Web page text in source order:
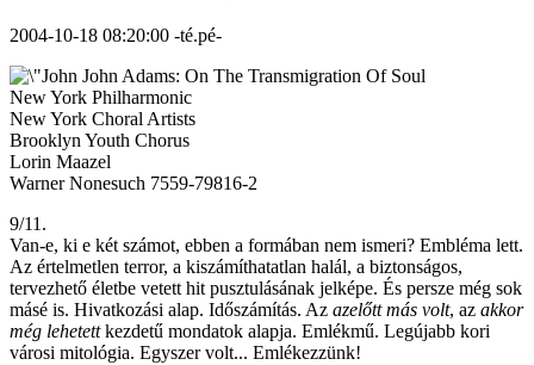
2004-10-18 08:20:00 -té.pé-
John Adams: On The Transmigration Of Soul
New York Philharmonic
New York Choral Artists
Brooklyn Youth Chorus
Lorin Maazel
Warner Nonesuch 7559-79816-2
9/11.
Van-e, ki e két számot, ebben a formában nem ismeri? Embléma lett.
Az értelmetlen terror, a kiszámíthatatlan halál, a biztonságos,
tervezhető életbe vetett hit pusztulásának jelképe. És persze még sok
másé is. Hivatkozási alap. Időszámítás. Az azelőtt más volt, az akkor
még lehetettkezdetű mondatok alapja. Emlékmű. Legújabb kori
városi mitológia. Egyszer volt... Emlékezzünk!